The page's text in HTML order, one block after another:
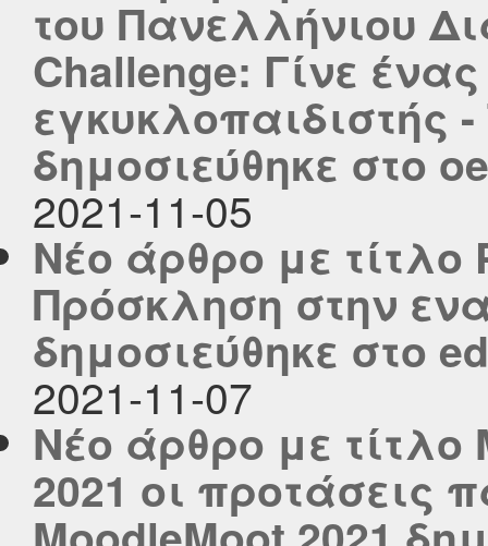
του Πανελλήνιου
Challenge: Γίνε
εγκυκλοπαιδιστής -
δημοσιεύθηκε στο
2021-11-05
Νέο άρθρο με τίτλο
Πρόσκληση στην
δημοσιεύθηκε στο
2021-11-07
Νέο άρθρο με τίτλο
2021 οι προτάσεις